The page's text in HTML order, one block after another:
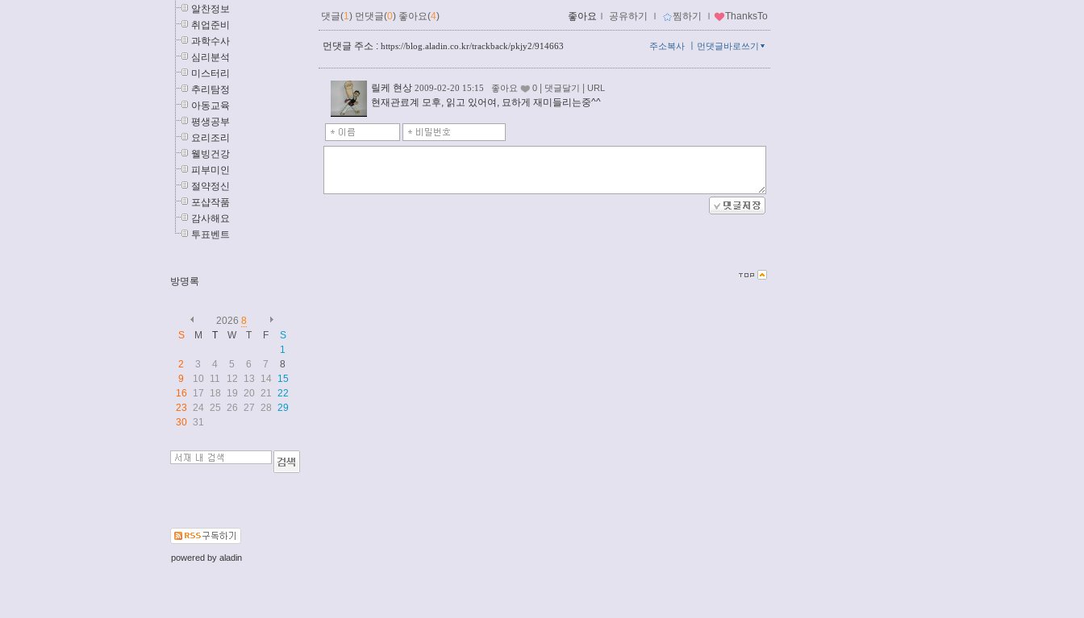
알찬정보
취업준비
과학수사
심리분석
미스터리
추리탐정
아동교육
평생공부
요리조리
웰빙건강
피부미인
절약정신
포샵작품
감사해요
투표벤트
방명록
2026 8
S
M T W T F
S
1
2
3 4 5 6 7
8
9
10 11 12 13 14
15
16
17 18 19 20 21 22
23 24 25 26 27 28 29
30 31
powered by aladin
댓글(1) 먼댓글(0) 좋아요(4) 좋아요 ｌ 공유하기 ｌ 찜하기 ｌ ThanksTo
먼댓글 주소 : https://blog.aladin.co.kr/trackback/pkjy2/914663 먼댓글바로쓰기
주소복사
릴케 현상 2009-02-20 15:15 좋아요 0 댓글달기 URL
현재관료계 모후, 읽고 있어여, 묘하게 재미들리는중^^